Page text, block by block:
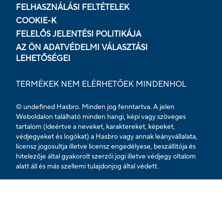
FELHASZNÁLÁSI FELTÉTELEK
COOKIE-K
FELELŐS JELENTÉSI POLITIKÁJA
AZ ÖN ADATVÉDELMI VÁLASZTÁSI
LEHETŐSÉGEI
TERMÉKEK NEM ELÉRHETŐEK MINDENHOL
© undefined Hasbro. Minden jog fenntartva. A jelen
Weboldalon található minden hangi, képi vagy szöveges
tartalom (ideértve a neveket, karaktereket, képeket,
védjegyeket és logókat) a Hasbro vagy annak leányvállalata,
licensz jogosultja illetve licensz engedélyese, beszállítója és
hitelezője által gyakorolt szerzői jogi illetve védjegy oltalom
alatt áll és más szellemi tulajdonjog által védett.